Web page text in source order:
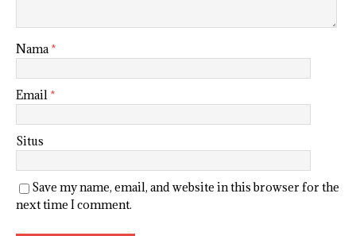
Nama*
Email *
Situs
Save my name, email, and website in this browser for the
next time I comment.